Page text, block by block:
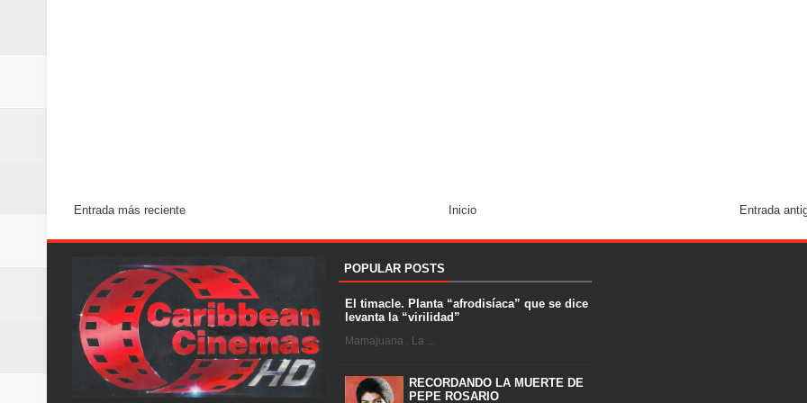
Entrada más reciente Entrada
Inicio
POPULAR POSTS
El timacle. Planta “afrodisíaca” que se dice
levanta la “virilidad”
Mamajuana . La ...
RECORDANDO LA MUERTE DE
PEPE ROSARIO